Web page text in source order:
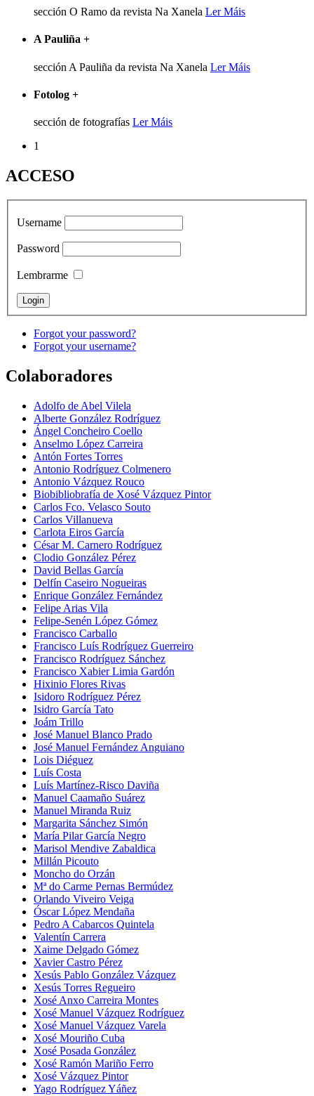
sección O Ramo da revista Na Xanela Ler Máis
A Pauliña +
sección A Pauliña da revista Na Xanela Ler Máis
Fotolog +
sección de fotografías Ler Máis
1
ACCESO
Username
Password
Lembrarme
Forgot your password?
Forgot your username?
Colaboradores
Adolfo de Abel Vilela
Alberte González Rodríguez
Ángel Concheiro Coello
Anselmo López Carreira
Antón Fortes Torres
Antonio Rodríguez Colmenero
Antonio Vázquez Rouco
Biobibliobrafía de Xosé Vázquez Pintor
Carlos Fco. Velasco Souto
Carlos Villanueva
Carlota Eiros García
César M. Carnero Rodríguez
Clodio González Pérez
David Bellas García
Delfín Caseiro Nogueiras
Enrique González Fernández
Felipe Arias Vila
Felipe-Senén López Gómez
Francisco Carballo
Francisco Luís Rodríguez Guerreiro
Francisco Rodríguez Sánchez
Francisco Xabier Limia Gardón
Hixinio Flores Rivas
Isidoro Rodríguez Pérez
Isidro García Tato
Joám Trillo
José Manuel Blanco Prado
José Manuel Fernández Anguiano
Lois Diéguez
Luís Costa
Luís Martínez-Risco Daviña
Manuel Caamaño Suárez
Manuel Miranda Ruiz
Margarita Sánchez Simón
María Pilar García Negro
Marisol Mendive Zabaldica
Millán Picouto
Moncho do Orzán
Mª do Carme Pernas Bermúdez
Orlando Viveiro Veiga
Óscar López Mendaña
Pedro A Cabarcos Quintela
Valentín Carrera
Xaime Delgado Gómez
Xavier Castro Pérez
Xesús Pablo González Vázquez
Xesús Torres Regueiro
Xosé Anxo Carreira Montes
Xosé Manuel Vázquez Rodríguez
Xosé Manuel Vázquez Varela
Xosé Mouriño Cuba
Xosé Posada González
Xosé Ramón Mariño Ferro
Xosé Vázquez Pintor
Yago Rodríguez Yáñez